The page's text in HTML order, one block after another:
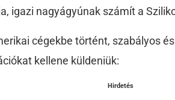
igazi nagyágyúnak számít a
cégekbe történt, szabályos
kellene küldeniük:
Hirdetés